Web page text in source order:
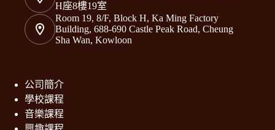
H座8樓19室
Room 19, 8/F, Block H, Ka Ming Factory
Building, 688-690 Castle Peak Road, Cheung
Sha Wan, Kowloon
公司簡介
學校課程
音樂課程